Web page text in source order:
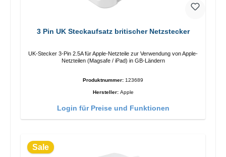
3 Pin UK Steckaufsatz britischer Netzstecker
UK-Stecker 3-Pin 2.5A für Apple-Netzteile zur Verwendung von Apple-
Netzteilen (Magsafe / iPad) in GB-Ländern
Produktnummer: 123689
Hersteller: Apple
Login für Preise und Funktionen
Sale